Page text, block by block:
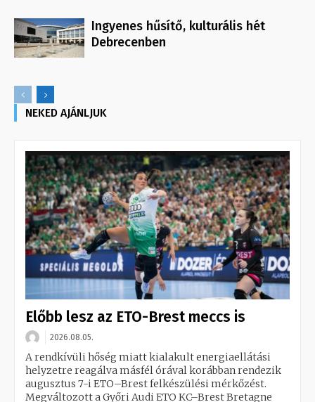
Ingyenes hűsítő, kulturális hét
Debrecenben
NEKED AJÁNLJUK
Előbb lesz az ETO-Brest meccs is
2026.08.05.
A rendkívüli hőség miatt kialakult energiaellátási
helyzetre reagálva másfél órával korábban rendezik
augusztus 7-i ETO–Brest felkészülési mérkőzést.
Megváltozott a Győri Audi ETO KC–Brest Bretagne